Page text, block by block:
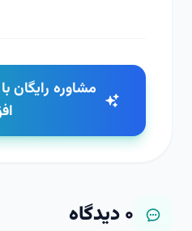
مشاوره
۰دیدگاه